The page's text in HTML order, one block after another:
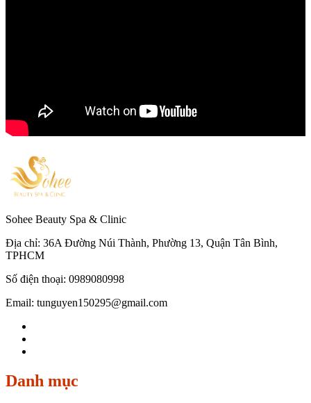
Sohee Beauty Spa & Clinic
Địa chỉ: 36A Đường Núi Thành, Phường 13, Quận Tân Bình,
TPHCM
Số điện thoại: 0989080998
Email: tunguyen150295@gmail.com
Danh mục